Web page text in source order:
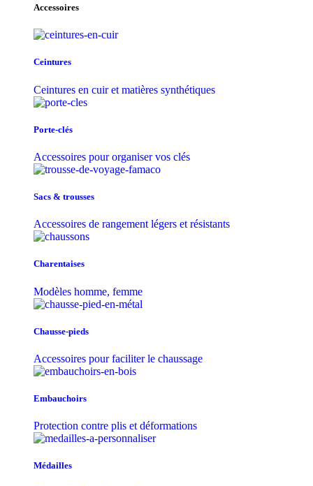
Accessoires
Ceintures
Ceintures en cuir et matières synthétiques
Porte-clés
Accessoires pour organiser vos clés
Sacs & trousse​s
Accessoires de rangement légers et résistants
Charentaises
Modèles homme, femme
Chausse-pieds
Accessoires pour faciliter le chaussage
Embauchoirs
Protection contre plis et déformations
Médailles